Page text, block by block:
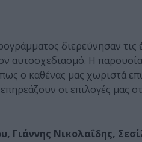
διερεύνησαν
αυτοσχεδιασμό. Η
ο καθένας μας χωριστά
οι επιλογές μας
Γιάννης Νικολαΐδης,